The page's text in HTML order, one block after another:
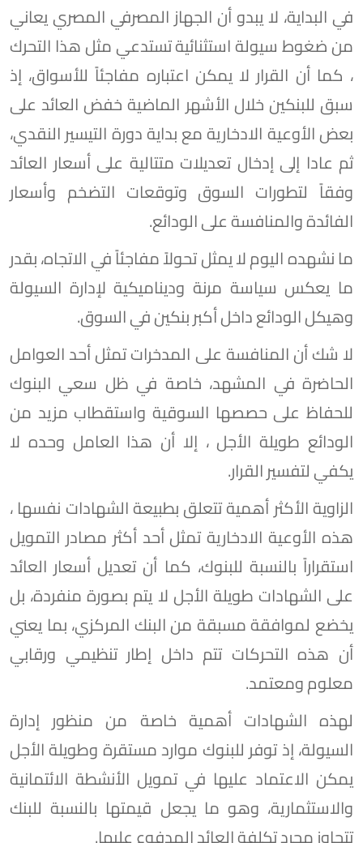
في البداية، لا يبدو أن الجهاز المصرفي المصري يعاني
من ضغوط سيولة استثنائية تستدعي مثل هذا التحرك
، كما أن القرار لا يمكن اعتباره مفاجئاً للأسواق، إذ
سبق للبنكين خلال الأشهر الماضية خفض العائد على
بعض الأوعية الادخارية مع بداية دورة التيسير النقدي،
ثم عادا إلى إدخال تعديلات متتالية على أسعار العائد
وفقاً لتطورات السوق وتوقعات التضخم وأسعار
الفائدة والمنافسة على الودائع.
ما نشهده اليوم لا يمثل تحولاً مفاجئاً في الاتجاه، بقدر
ما يعكس سياسة مرنة وديناميكية لإدارة السيولة
وهيكل الودائع داخل أكبر بنكين في السوق.
لا شك أن المنافسة على المدخرات تمثل أحد العوامل
الحاضرة في المشهد، خاصة في ظل سعي البنوك
للحفاظ على حصصها السوقية واستقطاب مزيد من
الودائع طويلة الأجل ، إلا أن هذا العامل وحده لا
يكفي لتفسير القرار.
الزاوية الأكثر أهمية تتعلق بطبيعة الشهادات نفسها ،
هذه الأوعية الادخارية تمثل أحد أكثر مصادر التمويل
استقراراً بالنسبة للبنوك، كما أن تعديل أسعار العائد
على الشهادات طويلة الأجل لا يتم بصورة منفردة، بل
يخضع لموافقة مسبقة من البنك المركزي، بما يعني
أن هذه التحركات تتم داخل إطار تنظيمي ورقابي
معلوم ومعتمد.
لهذه الشهادات أهمية خاصة من منظور إدارة
السيولة، إذ توفر للبنوك موارد مستقرة وطويلة الأجل
يمكن الاعتماد عليها في تمويل الأنشطة الائتمانية
والاستثمارية، وهو ما يجعل قيمتها بالنسبة للبنك
تتجاوز مجرد تكلفة العائد المدفوع عليها.